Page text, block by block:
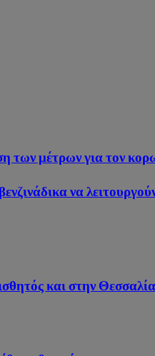
των μέτρων για τον
να
και στην Θεσσαλία